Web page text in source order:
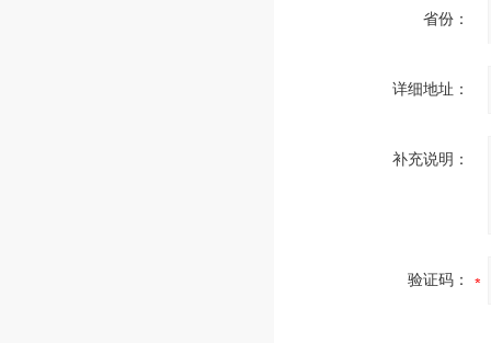
省份：
详细地址：
补充说明：
验证码：